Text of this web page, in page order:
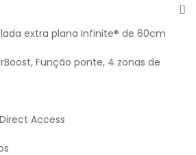
extra plana Infinite® de 60cm
Função ponte, 4 zonas de
Access